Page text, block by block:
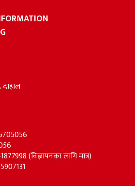
दाहाल
(विज्ञापनका लागि मात्र)